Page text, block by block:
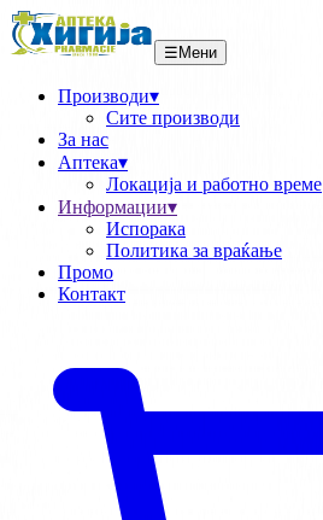
☰ Мени
Производи▾
Сите производи
За нас
Аптека▾
Локациja и работно време
Информации▾
Испорака
Политика за враќање
Промо
Контакт